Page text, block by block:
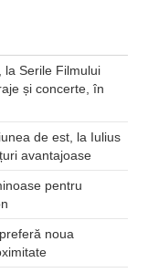
la Serile Filmului
și concerte, în
de est, la Iulius
avantajoase
pentru
noua